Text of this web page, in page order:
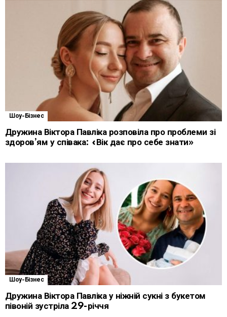
Шоу-Бізнес
Дружина Віктора Павліка розповіла про проблеми зі
здоров’ям у співака: «Вік дає про себе знати»
Шоу-Бізнес
Дружина Віктора Павліка у ніжній сукні з букетом
півоній зустріла 29-річчя